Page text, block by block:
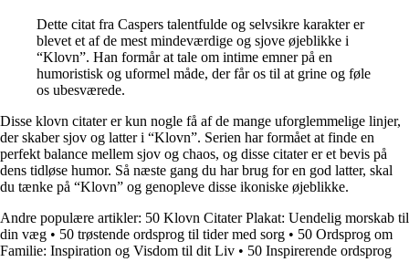
Dette citat fra Caspers talentfulde og selvsikre karakter er
blevet et af de mest mindeværdige og sjove øjeblikke i
“Klovn”. Han formår at tale om intime emner på en
humoristisk og uformel måde, der får os til at grine og føle
os ubesværede.
Disse klovn citater er kun nogle få af de mange uforglemmelige linjer,
der skaber sjov og latter i “Klovn”. Serien har formået at finde en
perfekt balance mellem sjov og chaos, og disse citater er et bevis på
dens tidløse humor. Så næste gang du har brug for en god latter, skal
du tænke på “Klovn” og genopleve disse ikoniske øjeblikke.
Andre populære artikler: 50 Klovn Citater Plakat: Uendelig morskab til
din væg • 50 trøstende ordsprog til tider med sorg • 50 Ordsprog om
Familie: Inspiration og Visdom til dit Liv • 50 Inspirerende ordsprog